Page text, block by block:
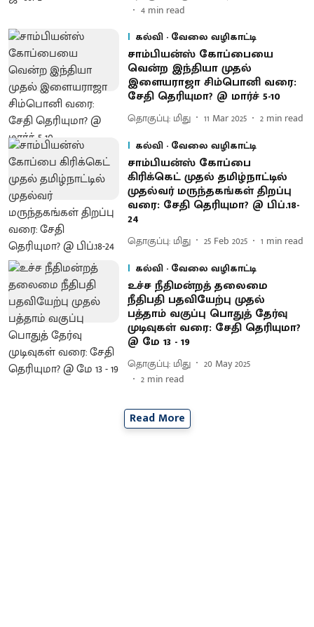
4 min read
கல்வி - வேலை வழிகாட்டி
சாம்பியன்ஸ் கோப்பையை
வென்ற இந்தியா முதல்
இளையராஜா சிம்பொனி வரை:
சேதி தெரியுமா? @ மார்ச் 5-10
தொகுப்பு: மிது 11 Mar 2025 2 min read
கல்வி - வேலை வழிகாட்டி
சாம்பியன்ஸ் கோப்பை
கிரிக்கெட் முதல் தமிழ்நாட்டில்
முதல்வர் மருந்தகங்கள் திறப்பு
வரை: சேதி தெரியுமா? @ பிப்.18-
24
தொகுப்பு: மிது 25 Feb 2025 1 min read
கல்வி - வேலை வழிகாட்டி
உச்ச நீதிமன்றத் தலைமை
நீதிபதி பதவியேற்பு முதல்
பத்தாம் வகுப்பு பொதுத் தேர்வு
முடிவுகள் வரை: சேதி தெரியுமா?
@ மே 13 - 19
தொகுப்பு: மிது
20 May 2025
2 min read
Read More